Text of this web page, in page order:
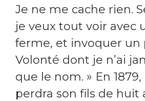
Je ne me cache rien.
je veux tout voir avec
ferme, et invoquer un
Volonté dont je n’ai
que le nom. » En 1879,
perdra son fils de huit